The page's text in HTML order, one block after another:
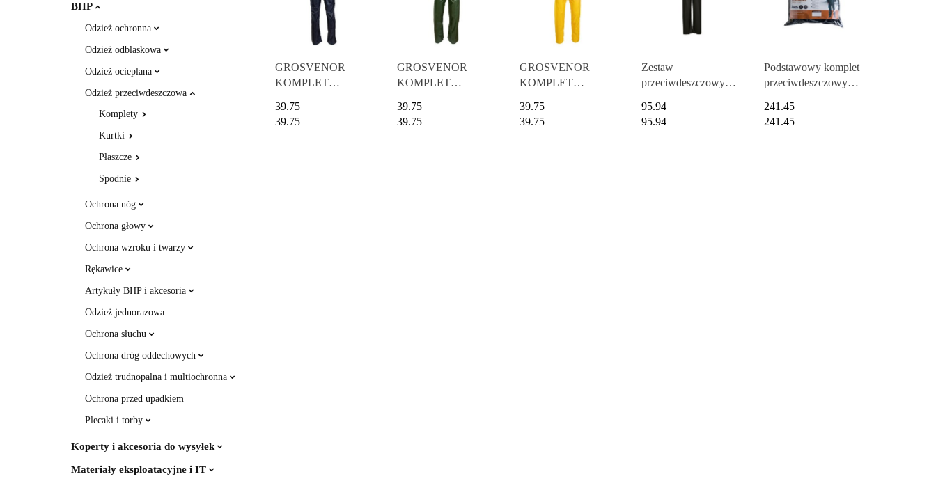
BHP
Odzież ochronna
Odzież odblaskowa
Odzież ocieplana
Odzież przeciwdeszczowa
Komplety
Kurtki
Płaszcze
Spodnie
Ochrona nóg
Ochrona głowy
Ochrona wzroku i twarzy
Rękawice
Artykuły BHP i akcesoria
Odzież jednorazowa
Ochrona słuchu
Ochrona dróg oddechowych
Odzież trudnopalna i multiochronna
Ochrona przed upadkiem
Plecaki i torby
Koperty i akcesoria do wysyłek
Materiały eksploatacyjne i IT
GROSVENOR
KOMPLET
- Granatowy
39.75
39.75
GROSVENOR
KOMPLET
- Zielony
39.75
39.75
GROSVENOR
KOMPLET
- Żółty
39.75
39.75
Zestaw
przeciwdeszczowy
95.94
95.94
Podstawowy komplet
przeciwdeszczowy
spodnie)
241.45
241.45